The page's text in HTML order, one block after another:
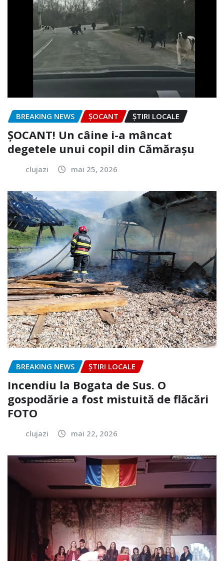
BREAKING NEWS ȘOCANT ȘTIRI LOCALE
ȘOCANT! Un câine i-a mâncat
degetele unui copil din Cămărașu
clujazi mai 25, 2026
BREAKING NEWS ȘTIRI LOCALE
Incendiu la Bogata de Sus. O
gospodărie a fost mistuită de flăcări
FOTO
clujazi mai 22, 2026